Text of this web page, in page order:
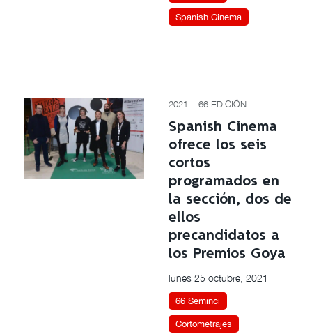
Spanish Cinema
2021 – 66 EDICIÓN
Spanish Cinema
ofrece los seis
cortos
programados en
la sección, dos de
ellos
precandidatos a
los Premios Goya
lunes 25 octubre, 2021
66 Seminci
Cortometrajes